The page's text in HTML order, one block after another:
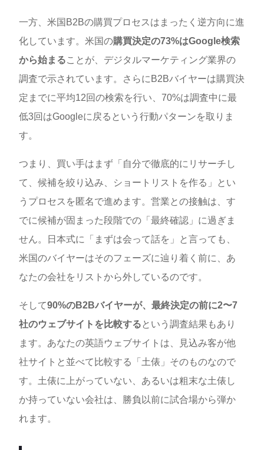
一方、米国B2Bの購買プロセスはまったく逆方向に進
化しています。米国の購買決定の73%はGoogle検索
から始まることが、デジタルマーケティング業界の
調査で示されています。さらにB2Bバイヤーは購買決
定までに平均12回の検索を行い、70%は調査中に最
低3回はGoogleに戻るという行動パターンを取りま
す。
つまり、買い手はまず「自分で徹底的にリサーチし
て、候補を絞り込み、ショートリストを作る」とい
うプロセスを匿名で進めます。営業との接触は、す
でに候補が固まった段階での「最終確認」に過ぎま
せん。日本式に「まずは会って話を」と言っても、
米国のバイヤーはそのフェーズに辿り着く前に、あ
なたの会社をリストから外しているのです。
そして90%のB2Bバイヤーが、最終決定の前に2〜7
社のウェブサイトを比較する という調査結果もあり
ます。あなたの英語ウェブサイトは、見込み客が他
社サイトと並べて比較する「土俵」そのものなので
す。土俵に上がっていない、あるいは粗末な土俵し
か持っていない会社は、勝負以前に試合場から弾か
れます。